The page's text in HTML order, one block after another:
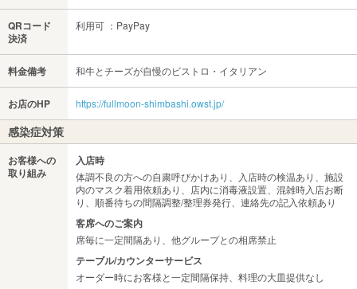
QRコード
決済
利用可 ：PayPay
料金備考 和牛とチーズが自慢のビストロ・イタリアン
お店のHP https://fullmoon-shimbashi.owst.jp/
感染症対策
お客様への
取り組み
入店時
体調不良の方への自粛呼びかけあり、入店時の検温あり、施設
内のマスク着用依頼あり、店内に消毒液設置、混雑時入店お断
り、順番待ちの間隔調整/整理券発行、連絡先の記入依頼あり
客席へのご案内
席毎に一定間隔あり、他グループとの相席禁止
テーブル/カウンターサービス
オーダー時にお客様と一定間隔保持、料理の大皿提供なし